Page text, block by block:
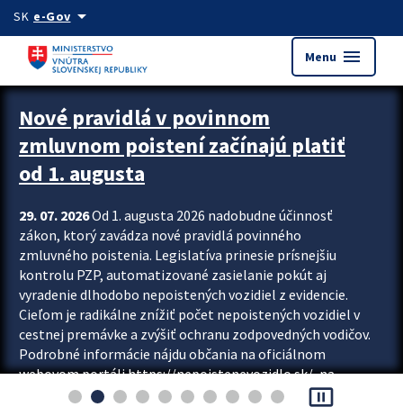
Preskocit na hlavný obsah
SK e-Govarrow_drop_down
Menu menu
Zastavit automatický posun upútavok
Nové pravidlá v povinnom
zmluvnom poistení začínajú platiť
od 1. augusta
29. 07. 2026Od 1. augusta 2026 nadobudne účinnosť
zákon, ktorý zavádza nové pravidlá povinného
zmluvného poistenia. Legislatíva prinesie prísnejšiu
kontrolu PZP, automatizované zasielanie pokút aj
vyradenie dlhodobo nepoistených vozidiel z evidencie.
Cieľom je radikálne znížiť počet nepoistených vozidiel v
cestnej premávke a zvýšiť ochranu zodpovedných vodičov.
Podrobné informácie nájdu občania na oficiálnom
webovom portáli https://nepoistenevozidlo.sk/, na
ktorom od augusta pribudne aj možnosť overiť si...
pause_presentation